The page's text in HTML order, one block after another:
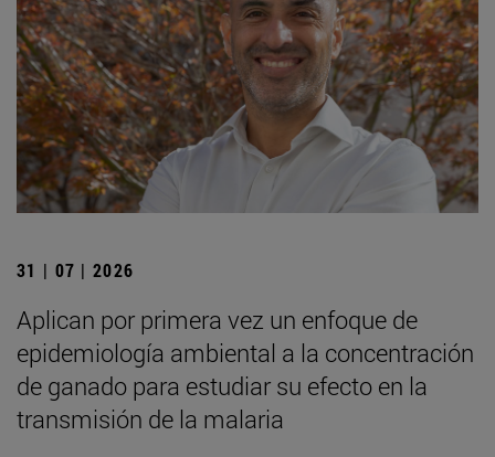
31 | 07 | 2026
Aplican por primera vez un enfoque de
epidemiología ambiental a la concentración
de ganado para estudiar su efecto en la
transmisión de la malaria